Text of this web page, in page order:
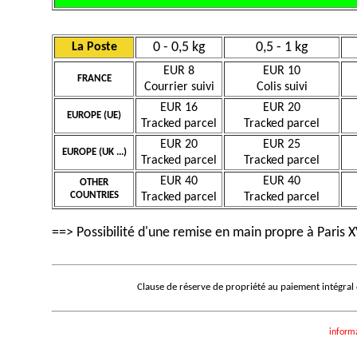
La Poste 0 - 0,5 kg 0,5 - 1 kg
FRANCE
EUR 8
Courrier suivi
EUR 10
Colis suivi
EUROPE (UE)
EUR 16
Tracked parcel
EUR 20
Tracked parcel
EUROPE (UK ...)
EUR 20
Tracked parcel
EUR 25
Tracked parcel
OTHER
COUNTRIES
EUR 40
Tracked parcel
EUR 40
Tracked parcel
==> Possibilité d'une remise en main propre à Paris
Clause de réserve de propriété au paiement